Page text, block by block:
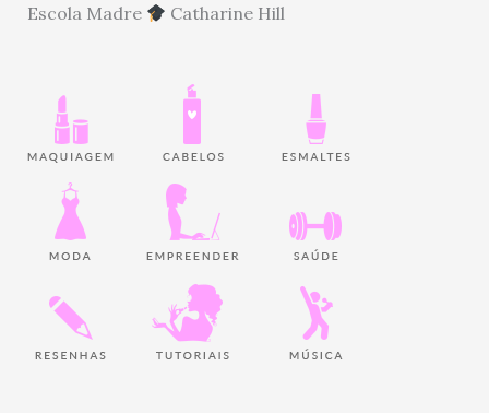
Escola Madre
Catharine Hill